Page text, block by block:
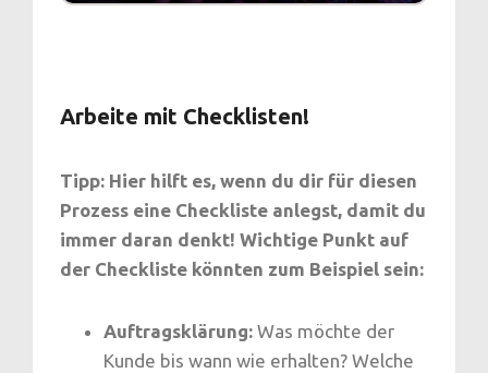
Arbeite mit Checklisten!
Tipp: Hier hilft es, wenn du dir für diesen
Prozess eine Checkliste anlegst, damit du
immer daran denkt! Wichtige Punkt auf
der Checkliste könnten zum Beispiel sein:
Auftragsklärung: Was möchte der
Kunde bis wann wie erhalten? Welche